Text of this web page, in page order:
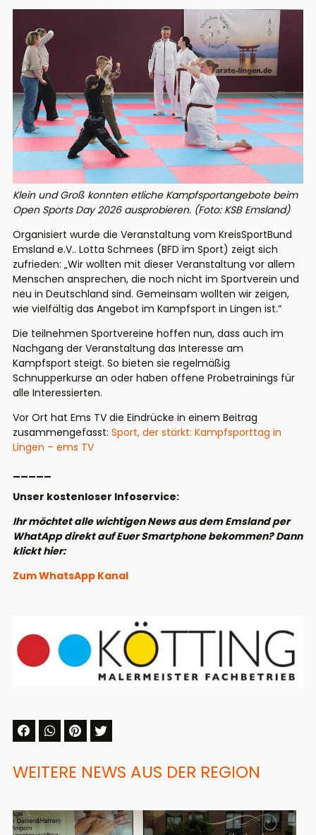
Klein und Groß konnten etliche Kampfsportangebote beim
Open Sports Day 2026 ausprobieren. (Foto: KSB Emsland)
Organisiert wurde die Veranstaltung vom KreisSportBund
Emsland e.V.. Lotta Schmees (BFD im Sport) zeigt sich
zufrieden: „Wir wollten mit dieser Veranstaltung vor allem
Menschen ansprechen, die noch nicht im Sportverein und
neu in Deutschland sind. Gemeinsam wollten wir zeigen,
wie vielfältig das Angebot im Kampfsport in Lingen ist.“
Die teilnehmen Sportvereine hoffen nun, dass auch im
Nachgang der Veranstaltung das Interesse am
Kampfsport steigt. So bieten sie regelmäßig
Schnupperkurse an oder haben offene Probetrainings für
alle Interessierten.
Vor Ort hat Ems TV die Eindrücke in einem Beitrag
zusammengefasst: Sport, der stärkt: Kampfsporttag in
Lingen – ems TV
Unser kostenloser Infoservice:
Ihr möchtet alle wichtigen News aus dem Emsland per
WhatApp direkt auf Euer Smartphone bekommen? Dann
klickt hier:
Zum WhatsApp Kanal
WEITERE NEWS AUS DER REGION